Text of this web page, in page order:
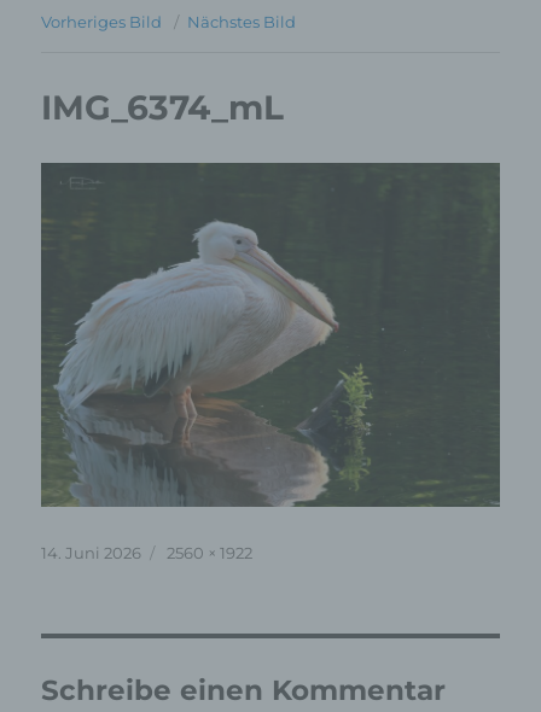
Vorheriges Bild Nächstes Bild
IMG_6374_mL
Veröffentlicht
14. Juni 2026 Originalgröße
2560 × 1922
Schreibe einen Kommentar